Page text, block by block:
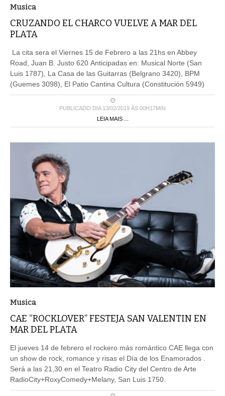
Musica
CRUZANDO EL CHARCO VUELVE A MAR DEL
PLATA
La cita sera el Viernes 15 de Febrero a las 21hs en Abbey
Road, Juan B. Justo 620 Anticipadas en: Musical Norte (San
Luis 1787), La Casa de las Guitarras (Belgrano 3420), BPM
(Guemes 3098), El Patio Cantina Cultura (Constitución 5949)
PUBLICADO DIA 13/02/2019 ÀS 00H17MIN
LEIA MAIS ...
Musica
CAE “ROCKLOVER” FESTEJA SAN VALENTIN EN
MAR DEL PLATA
El jueves 14 de febrero el rockero más romántico CAE llega con
un show de rock, romance y risas el Día de los Enamorados .
Será a las 21,30 en el Teatro Radio City del Centro de Arte
RadioCity+RoxyComedy+Melany, San Luis 1750.